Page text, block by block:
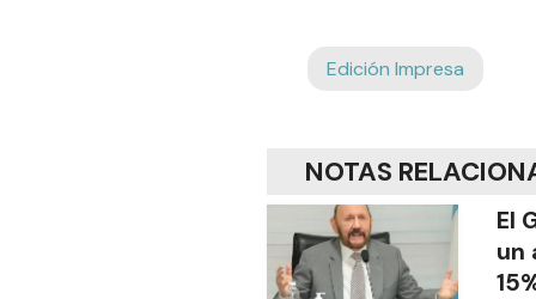
Edición Impresa
NOTAS
El
un